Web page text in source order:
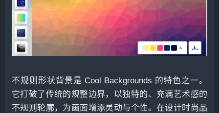
不规则形状背景是 Cool Backgrounds 的特色之一。
它打破了传统的规整边界，以独特的、充满艺术感的
不规则轮廓，为画面增添灵动与个性。在设计时尚品